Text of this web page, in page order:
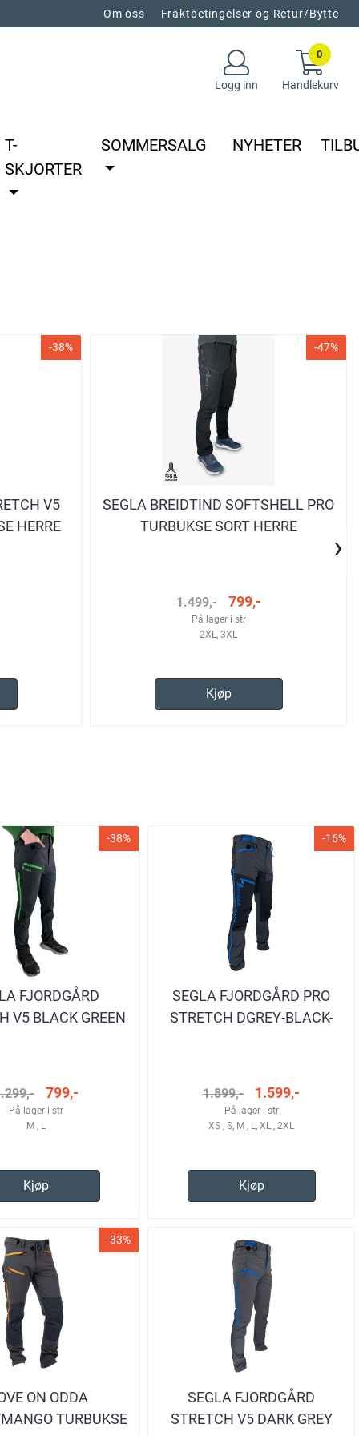
Om oss Fraktbetingelser og Retur/Bytte
Logg inn
0
Handlekurv
T-
SKJORTER
SOMMERSALG NYHETER
-38%
V5
HERRE
-47%
SEGLA BREIDTIND SOFTSHELL PRO
TURBUKSE SORT HERRE
1.499,- 799,-
På lager i str
2XL, 3XL
Kjøp
›
-38%
FJORDGÅRD
V5 BLACK GREEN
799,-
På lager i str
M , L
Kjøp
-16%
SEGLA FJORDGÅRD PRO
STRETCH DGREY-BLACK-
1.899,- 1.599,-
På lager i str
XS , S, M , L, XL , 2XL
Kjøp
-33%
ON ODDA
TURBUKSE
SEGLA FJORDGÅRD
STRETCH V5 DARK GREY